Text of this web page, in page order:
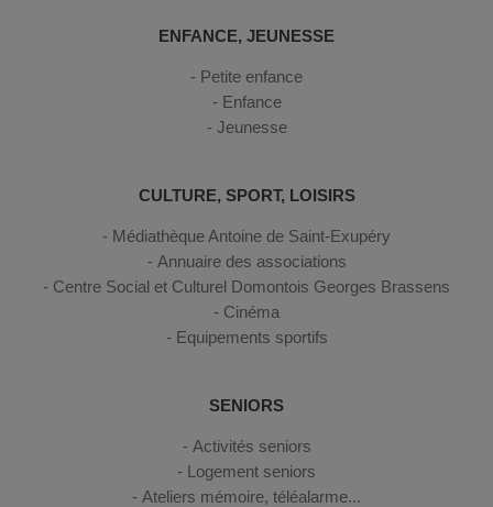
ENFANCE, JEUNESSE
Petite enfance
Enfance
Jeunesse
CULTURE, SPORT, LOISIRS
Médiathèque Antoine de Saint-Exupéry
Annuaire des associations
Centre Social et Culturel Domontois Georges Brassens
Cinéma
Equipements sportifs
SENIORS
Activités seniors
Logement seniors
Ateliers mémoire, téléalarme...